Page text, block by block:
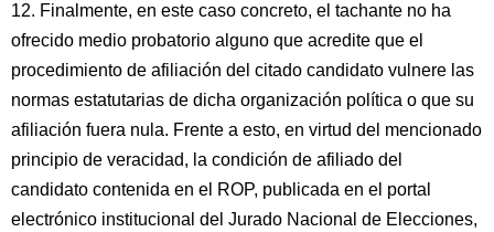
12. Finalmente, en este caso concreto, el tachante no ha
ofrecido medio probatorio alguno que acredite que el
procedimiento de afiliación del citado candidato vulnere las
normas estatutarias de dicha organización política o que su
afiliación fuera nula. Frente a esto, en virtud del mencionado
principio de veracidad, la condición de afiliado del
candidato contenida en el ROP, publicada en el portal
electrónico institucional del Jurado Nacional de Elecciones,